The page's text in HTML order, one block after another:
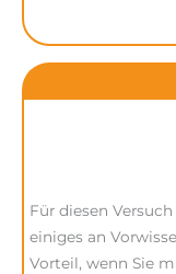
Für diesen
einiges an
Vorteil, wenn Sie